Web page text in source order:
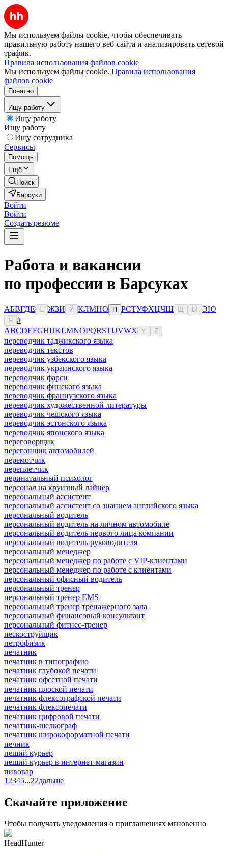
Мы используем файлы cookie, чтобы обеспечивать
правильную работу нашего веб-сайта и анализировать сетевой
трафик.
Правила использования файлов cookie
Мы используем файлы cookie. Правила использования
файлов cookie
Понятно
Ищу работу
Ищу работу
Ищу работу
Ищу сотрудника
Сервисы
Помощь
Ещё
Поиск
Барсуки
Войти
Войти
Создать резюме
Работа и вакансии
по профессии в Барсуках
АБВГДЕ Ё ЖЗИ Й КЛМНО П РСТУФХЦЧШ Ы ЭЮ
Я
#
ABCDEFGHIJKLMNOPQRSTUVWX Y Z
переводчик таджикского языка
переводчик текстов
переводчик узбекского языка
переводчик украинского языка
переводчик фарси
переводчик финского языка
переводчик французского языка
переводчик художественной литературы
переводчик чешского языка
переводчик эстонского языка
переводчик японского языка
переговорщик
перегонщик автомобилей
перемотчик
переплетчик
перинатальный психолог
персонал на круизный лайнер
персональный ассистент
персональный ассистент со знанием английского языка
персональный водитель
персональный водитель на личном автомобиле
персональный водитель первого лица компании
персональный водитель руководителя
персональный менеджер
персональный менеджер по работе с VIP-клиентами
персональный менеджер по работе с клиентами
персональный офисный водитель
персональный тренер
персональный тренер EMS
персональный тренер тренажерного зала
персональный финансовый консультант
персональный фитнес-тренер
пескоструйщик
петрофизик
печатник
печатник в типографию
печатник глубокой печати
печатник офсетной печати
печатник плоской печати
печатник флексографской печати
печатник флексопечати
печатник цифровой печати
печатник-шелкограф
печатник широкоформатной печати
печник
пеший курьер
пеший курьер в интернет-магазин
пивовар
1 2345...22дальше
Скачайте приложение
Чтобы получать уведомления о приглашениях мгновенно
HeadHunter